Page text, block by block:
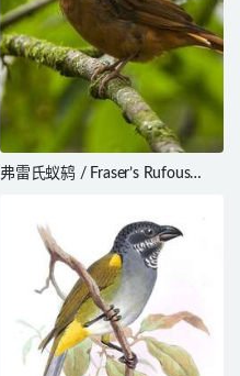
弗雷氏蚁鸫 / Fraser’s Rufous